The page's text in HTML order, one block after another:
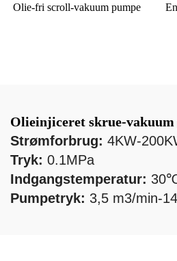
Olie-fri scroll-vakuum pumpe
Olieinjiceret skrue-vakuum
Strømforbrug: 4KW-
Tryk: 0.1MPa
Indgangstemperatur:
Pumpetryk: 3,5 m3/min-